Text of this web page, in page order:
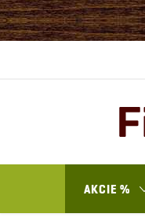
Prejsť
na
obsah
AKCIE %